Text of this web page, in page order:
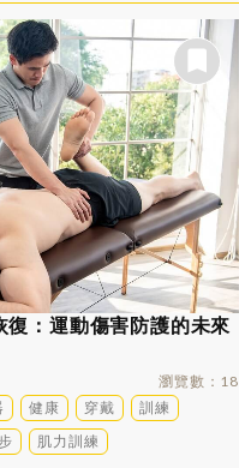
復：運動傷害防護的未來
瀏覽數
18
健康 穿戴
訓練
肌力訓練